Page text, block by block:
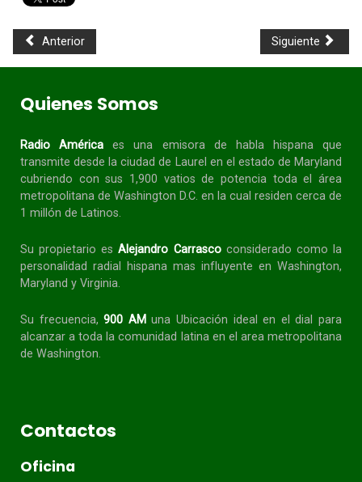
Anterior Siguiente
Quienes Somos
Radio América es una emisora de habla hispanaque
transmite desde la ciudad de Laurel en el estado de Maryland
cubriendo con sus 1,900 vatios de potencia toda el área
metropolitana de Washington D.C. en la cual residen cerca de
1 millón de Latinos.
Su propietario esAlejandro Carrascoconsiderado como la
personalidad radial
hispana mas influyente en Washington,
Maryland y Virginia.
Su frecuencia, 900 AM una Ubicación ideal en el dial para
alcanzar a toda lacomunidad latina en el area metropolitana
de Washington.
Contactos
Oficina